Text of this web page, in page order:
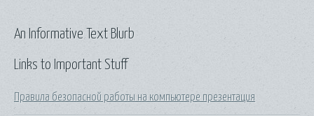
Links to Important Stuff
Правила безопасной работы на компьютере презентация
An Informative Text Blurb